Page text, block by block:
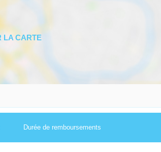
Durée de remboursements